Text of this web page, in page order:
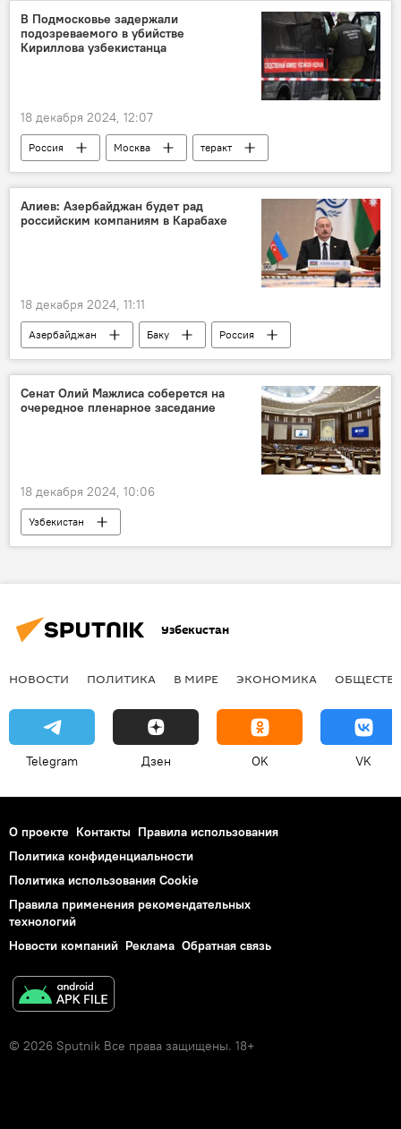
взрыв
В Подмосковье задержали
подозреваемого в убийстве
Кириллова узбекистанца
18 декабря 2024, 12:07
Россия Москва
теракт
взрыв
Происшествия
узбекистанец
Алиев: Азербайджан будет рад
российским компаниям в Карабахе
18 декабря 2024, 11:11
Азербайджан Баку
Россия
Ильхам Алиев
Дмитрий Киселев
интервью
Инвестиции
В мире
РИА Новости
Сенат Олий Мажлиса соберется на
очередное пленарное заседание
18 декабря 2024, 10:06
Узбекистан
Сенат Олий Мажлиса Узбекистана
Узбекистан
НОВОСТИ ПОЛИТИКА В МИРЕ ЭКОНОМИКА
Telegram Дзен OK VK
О проекте Контакты Правила использования
Политика конфиденциальности
Политика использования Cookie
Правила применения рекомендательных
технологий
Новости компаний Реклама Обратная связь
© 2026 Sputnik Все права защищены. 18+